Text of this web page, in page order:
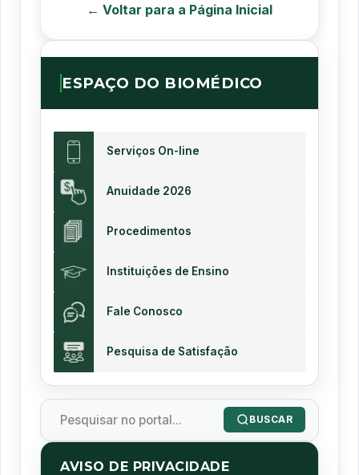
← Voltar para a Página Inicial
ESPAÇO DO BIOMÉDICO
Serviços On-line
Anuidade 2026
Procedimentos
Instituições de Ensino
Fale Conosco
Pesquisa de Satisfação
BUSCAR
AVISO DE PRIVACIDADE